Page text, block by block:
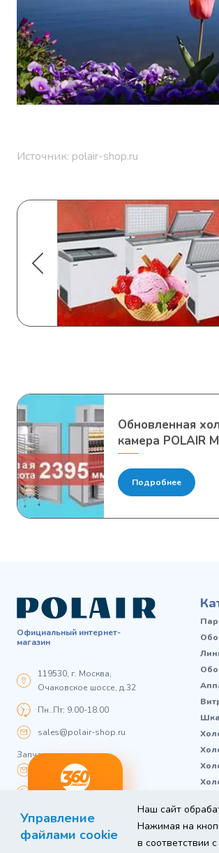
Управление
файлами cookie
Наш сайт
Нажимая на
в соответствии
Источник: polair-shop.ru
Обновленная
камера POLAIR
Подробнее
Официальный интернет-
магазин
119530, г. Москва,
Очаковское шоссе, д.32
Пн..Пт: 9.00-18.00
sales@polair-shop.ru
Запчасти:
zip@polair-shop.ru
+7 800 301 33 65
оборудование